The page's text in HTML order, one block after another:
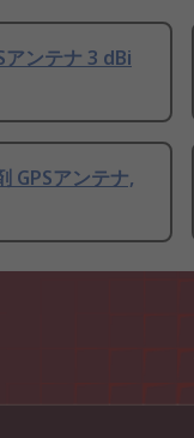
アンテナ 3 dBi
GPSアンテナ,